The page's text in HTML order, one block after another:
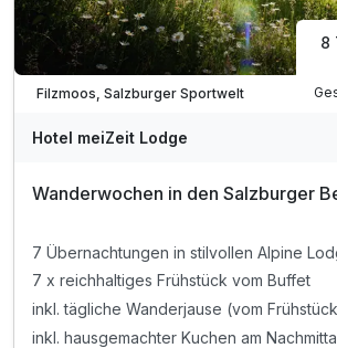
Filzmoos, Salzburger Sportwelt
8
Hotel meiZeit Lodge
Wanderwochen in den Salzburger
7 Übernachtungen in stilvollen Alpine
7 x reichhaltiges Frühstück vom Buffet
inkl. tägliche Wanderjause (vom
inkl. hausgemachter Kuchen am